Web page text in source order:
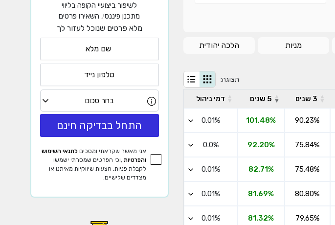
מניות הלכה יהודית
תצוגה:
3 שנים 5 שנים דמי ניהול
90.23%
101.48%
0.01%
75.84%
92.20%
0.0%
75.48%
82.71%
0.01%
80.80%
81.69%
0.01%
79.65%
81.32%
0.01%
לשיפור ביצועיי הקופה בליווי
מתכנן פיננסי, השאירו פרטים
מלא פרטים שנוכל לעזור לך
בחר סכום
התחל בבדיקה חינם
אני מאשר שקראתי ומסכים לתנאי השימוש
והפרטיות ,וכי הפרטים שמסרתי ישמשו
לקבלת פניות, הצעות שיווקיות מאיתנו או
מצדדים שלישיים.
לתנאי השימוש והפרטיות